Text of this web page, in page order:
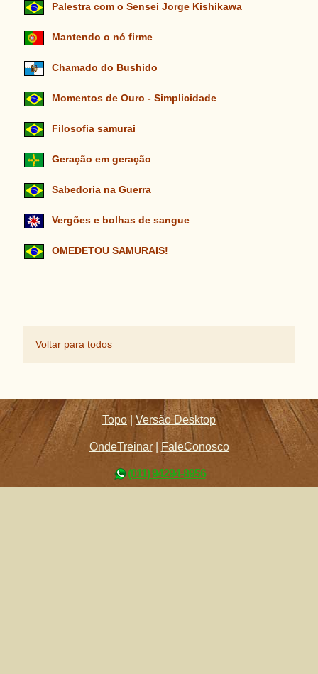
Palestra com o Sensei Jorge Kishikawa
Mantendo o nó firme
Chamado do Bushido
Momentos de Ouro - Simplicidade
Filosofia samurai
Geração em geração
Sabedoria na Guerra
Vergões e bolhas de sangue
OMEDETOU SAMURAIS!
Voltar para todos
Topo |Versão Desktop
OndeTreinar| FaleConosco
(011) 94294-8956